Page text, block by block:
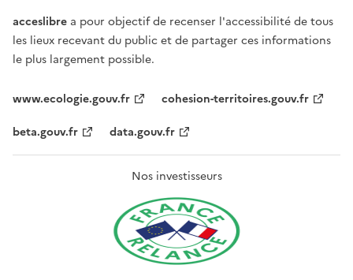
acceslibre a pour objectif de recenser l'accessibilité de tous
les lieux recevant du public et de partager ces informations
le plus largement possible.
www.ecologie.gouv.fr
cohesion-territoires.gouv.fr
beta.gouv.fr
data.gouv.fr
Nos investisseurs